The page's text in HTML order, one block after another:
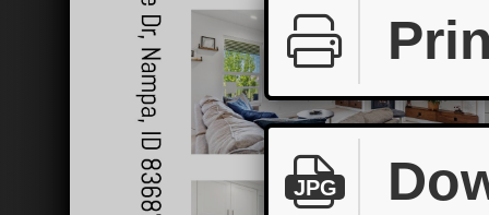
JPG